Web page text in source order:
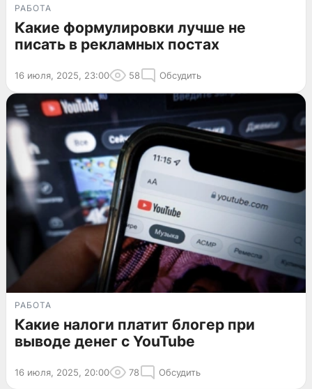
РАБОТА
Какие формулировки лучше не
писать в рекламных постах
16 июля, 2025, 23:00 58 Обсудить
РАБОТА
Какие налоги платит блогер при
выводе денег с YouTube
16 июля, 2025, 20:00 78 Обсудить